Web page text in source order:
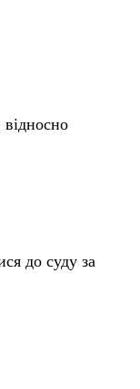
до суду за